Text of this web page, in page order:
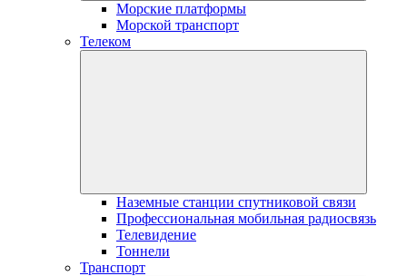
Морские платформы
Морской транспорт
Телеком
Наземные станции спутниковой связи
Профессиональная мобильная радиосвязь
Телевидение
Тоннели
Транспорт